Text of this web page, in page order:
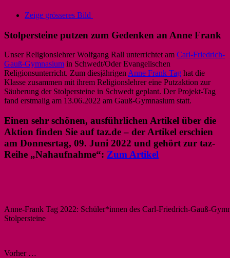
Zeige grösseres Bild
Stolpersteine putzen zum Gedenken an Anne Frank
Unser Religionslehrer Wolfgang Rall unterrichtet am Carl-Friedrich-
Gauß-Gymnasium in Schwedt/Oder Evangelischen
Religionsunterricht. Zum diesjährigenAnne Frank Tag hat die
Klasse zusammen mit ihrem Religionslehrer eine Putzaktion zur
Säuberung der Stolpersteine in Schwedt geplant. Der Projekt-Tag
fand erstmalig am 13.06.2022 am Gauß-Gymnasium statt.
Einen sehr schönen, ausführlichen Artikel über die
Aktion finden Sie auf taz.de – der Artikel erschien
am Donnesrtag, 09. Juni 2022 und gehört zur taz-
Reihe „Nahaufnahme“: Zum Artikel
Anne-Frank Tag 2022: Schüler*innen des Carl-Friedrich-Gauß-
Stolpersteine
Vorher …